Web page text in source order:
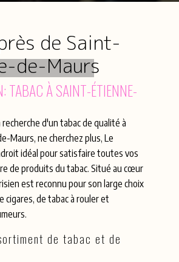
de Saint-
de-Maurs
TABAC À SAINT-ÉTIENNE-
recherche d'un tabac de qualité à
Maurs, ne cherchez plus, Le
idéal pour satisfaire toutes vos
de produits du tabac. Situé au cœur
est reconnu pour son large choix
cigares, de tabac à rouler et
de tabac et de